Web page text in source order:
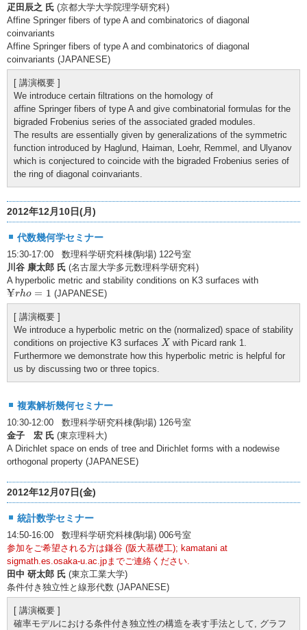
疋田辰之 氏 (京都大学大学院理学研究科)
Affine Springer fibers of type A and combinatorics of diagonal
coinvariants
Affine Springer fibers of type A and combinatorics of diagonal
coinvariants (JAPANESE)
[ 講演概要 ]
We introduce certain filtrations on the homology of
affine Springer fibers of type A and give combinatorial formulas for the
bigraded Frobenius series of the associated graded modules.
The results are essentially given by generalizations of the symmetric
function introduced by Haglund, Haiman, Loehr, Remmel, and Ulyanov
which is conjectured to coincide with the bigraded Frobenius series of
the ring of diagonal coinvariants.
2012年12月10日(月)
代数幾何学セミナー
15:30-17:00 数理科学研究科棟(駒場) 122号室
川谷 康太郎 氏 (名古屋大学多元数理科学研究科)
A hyperbolic metric and stability conditions on K3 surfaces with
¥rho = 1
¥r ho (JAPANESE)
[ 講演概要 ]
We introduce a hyperbolic metric on the (normalized) space of stability
conditions on projective K3 surfaces X
X with Picard rank 1.
Furthermore we demonstrate how this hyperbolic metric is helpful for
us by discussing two or three topics.
複素解析幾何セミナー
10:30-12:00 数理科学研究科棟(駒場) 126号室
金子 宏 氏 (東京理科大)
A Dirichlet space on ends of tree and Dirichlet forms with a nodewise
orthogonal property (JAPANESE)
2012年12月07日(金)
統計数学セミナー
14:50-16:00 数理科学研究科棟(駒場) 006号室
参加をご希望される方は鎌谷 (阪大基礎工); kamatani at
sigmath.es.osaka-u.ac.jpまでご連絡ください.
田中 研太郎 氏 (東京工業大学)
条件付き独立性と線形代数 (JAPANESE)
[ 講演概要 ]
確率モデルにおける条件付き独立性の構造を表す手法として, グラフ